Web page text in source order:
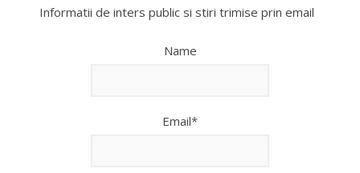
Informatii de inters public si stiri trimise prin email
Name
Email*